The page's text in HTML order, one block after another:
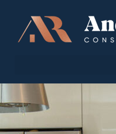
contenuto